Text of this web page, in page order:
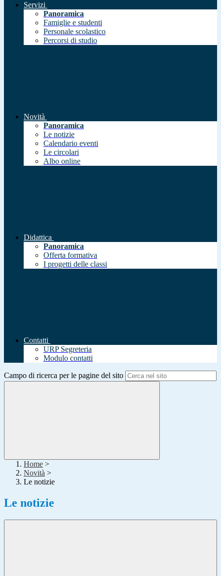
Servizi
Panoramica
Famiglie e studenti
Personale scolastico
Percorsi di studio
Novità
Panoramica
Le notizie
Calendario eventi
Le circolari
Albo online
Didattica
Panoramica
Offerta formativa
I progetti delle classi
Contatti
URP Segreteria
Modulo contatti
Campo di ricerca per le pagine del sito
Home >
Novità >
Le notizie
Le notizie